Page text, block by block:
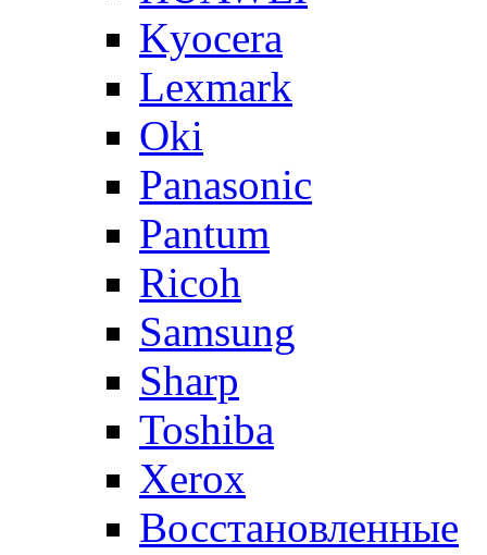
Kyocera
Lexmark
Oki
Panasonic
Pantum
Ricoh
Samsung
Sharp
Toshiba
Xerox
Восстановленные